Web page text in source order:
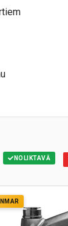
NOLIKTAVĀ